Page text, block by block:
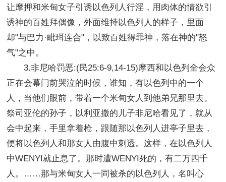
让摩押和米甸女子引诱以色列人行淫，用肉体的情欲引
诱神的百姓拜偶像，外面维持以色列人的样子，里面
却"与巴力·毗珥连合"，以致百姓得罪神，落在神的"怒
气"之中。
3.非尼哈罚恶:(民25:6-9,14-15)摩西和以色列全会众
正在会幕门前哭泣的时候，谁知，有以色列中的一个
人，当他们眼前，带着一个米甸女人到他弟兄那里去。
祭司亚伦的孙子，以利亚撒的儿子非尼哈看见了，就从
会中起来，手里拿着枪，跟随那以色列人进亭子里去，
便将以色列人和那女人由腹中刺透。这样，在以色列人
中WENYI就止息了。那时遭WENYI死的，有二万四千
人。……那与米甸女人一同被杀的以色列人，名叫心